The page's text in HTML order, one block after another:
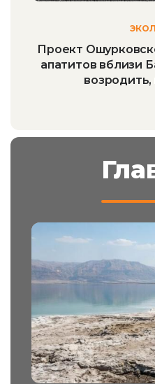
Проект
апатитов вблизи
возродить,